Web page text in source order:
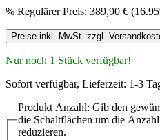
% Regulärer Preis: 389,90 €
Preise inkl. MwSt. zzgl.
Nur noch 1 Stück verfügbar!
Sofort verfügbar, Lieferzeit: 1-3
Produkt Anzahl: Gib den
die Schaltflächen um die
reduzieren.